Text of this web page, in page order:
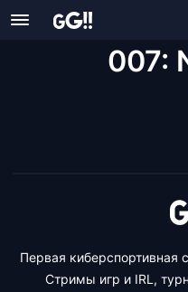
007:
Первая киберспортивная
Стримы игр и IRL,